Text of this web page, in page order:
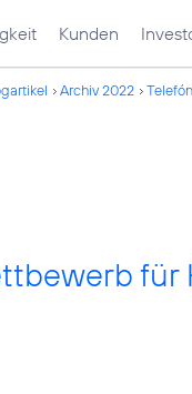
Kunden
Archiv 2022
für